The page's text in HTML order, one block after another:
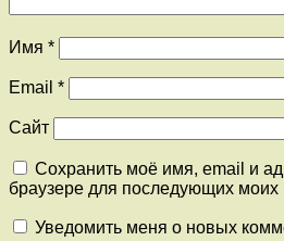
Имя *
Email *
Сайт
Сохранить моё имя, email и
браузере для последующих моих
Уведомить меня о новых